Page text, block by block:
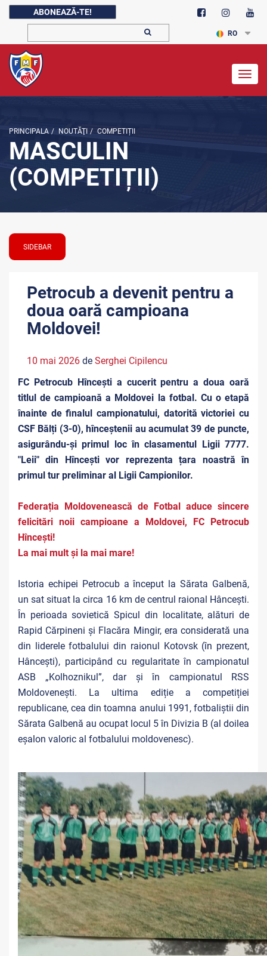
ABONEAZĂ-TE!
RO
PRINCIPALA / NOUTĂŢI / COMPETIȚII
MASCULIN
(COMPETIȚII)
SIDEBAR
Petrocub a devenit pentru a
doua oară campioana
Moldovei!
10 mai 2026 de Serghei Cipilencu
FC Petrocub Hîncești a cucerit pentru a doua oară
titlul de campioană a Moldovei la fotbal. Cu o etapă
înainte de finalul campionatului, datorită victoriei cu
CSF Bălți (3-0), hînceștenii au acumulat 39 de puncte,
asigurându-și primul loc în clasamentul Ligii 7777.
"Leii" din Hîncești vor reprezenta țara noastră în
primul tur preliminar al Ligii Campionilor.
Federația Moldovenească de Fotbal aduce sincere
felicitări noii campioane a Moldovei, FC Petrocub
Hîncești!
La mai mult și la mai mare!
Istoria echipei Petrocub a început la Sărata Galbenă,
un sat situat la circa 16 km de centrul raional Hâncești.
În perioada sovietică Spicul din localitate, alături de
Rapid Cărpineni și Flacăra Mingir, era considerată una
din liderele fotbalului din raionul Kotovsk (în prezent,
Hâncești), participând cu regularitate în campionatul
ASB „Kolhoznikul”, dar și în campionatul RSS
Moldovenești. La ultima ediție a competiției
republicane, cea din toamna anului 1991, fotbaliștii din
Sărata Galbenă au ocupat locul 5 în Divizia B (al doilea
eșalon valoric al fotbalului moldovenesc).